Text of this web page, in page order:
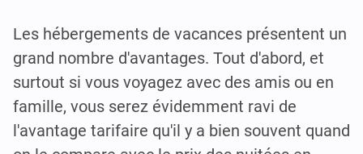
Les hébergements de vacances présentent un
grand nombre d'avantages. Tout d'abord, et
surtout si vous voyagez avec des amis ou en
famille, vous serez évidemment ravi de
l'avantage tarifaire qu'il y a bien souvent quand